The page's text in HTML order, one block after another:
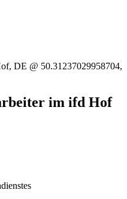
DE @ 50.31237029958704,
im ifd Hof